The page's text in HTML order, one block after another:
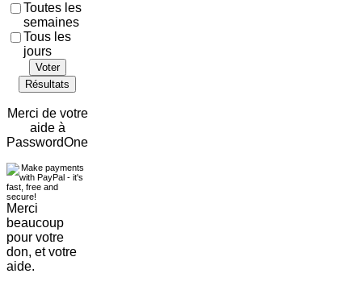
Toutes les
semaines
Tous les
jours
Voter
Résultats
Merci de votre
aide à
PasswordOne
Merci
beaucoup
pour votre
don, et votre
aide.